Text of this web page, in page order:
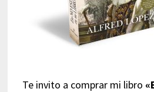
Te invito a comprar mi libro